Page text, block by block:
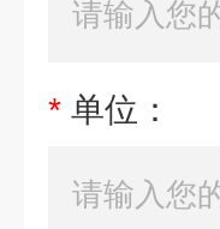
* 单位：